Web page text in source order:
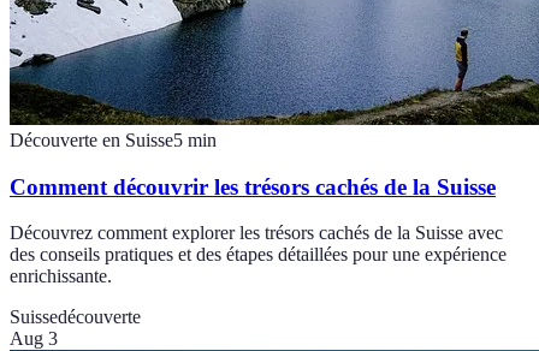
Découverte en Suisse5 min
Comment découvrir les trésors cachés de la Suisse
Découvrez comment explorer les trésors cachés de la Suisse avec
des conseils pratiques et des étapes détaillées pour une expérience
enrichissante.
Suissedécouverte
Aug 3